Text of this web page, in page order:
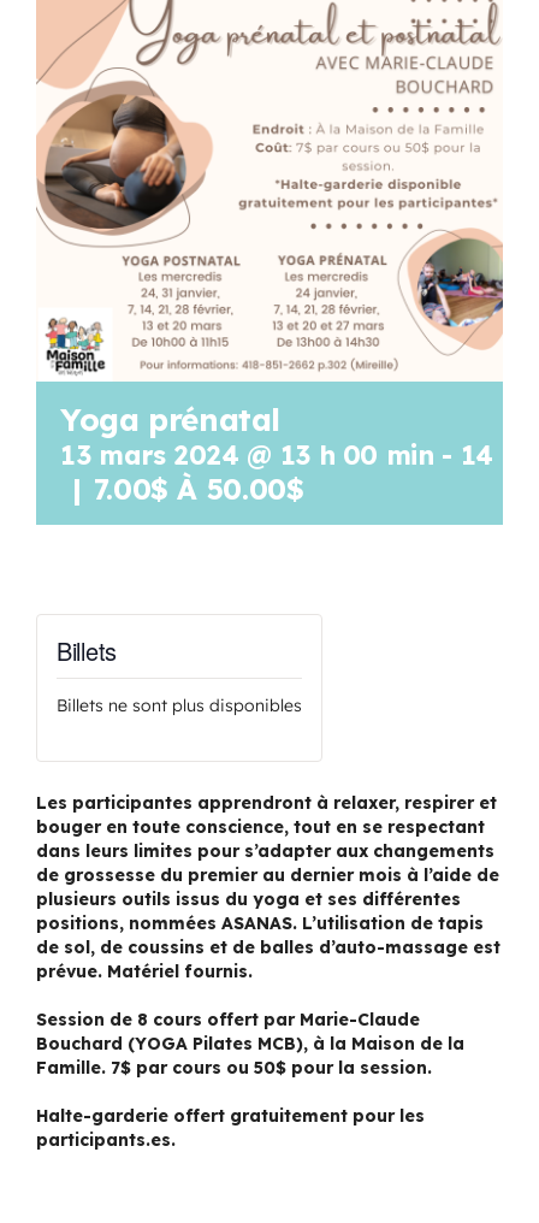
Programmation
Mon Compte
Panier
OFFRES D’EMPLOI
Yoga prénatal
13 mars 2024 @ 13 h 00 min - 14 h
| 7.00$ À 50.00$
Billets
Billets ne sont plus disponibles
Les participantes apprendront à relaxer, respirer et
bouger en toute conscience, tout en se respectant
dans leurs limites pour s’adapter aux changements
de grossesse du premier au dernier mois à l’aide de
plusieurs outils issus du yoga et ses différentes
positions, nommées ASANAS. L’utilisation de tapis
de sol, de coussins et de balles d’auto-massage est
prévue. Matériel fournis.
Session de 8 cours offert par Marie-Claude
Bouchard (YOGA Pilates MCB), à la Maison de la
Famille. 7$ par cours ou 50$ pour la session.
Halte-garderie offert gratuitement pour les
participants.es.